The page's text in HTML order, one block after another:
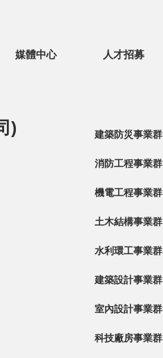
媒體中心 人才招募
) 建築防災事業群
消防工程事業群
機電工程事業群
土木結構事業群
水利環工事業群
建築設計事業群
室內設計事業群
科技廠房事業群